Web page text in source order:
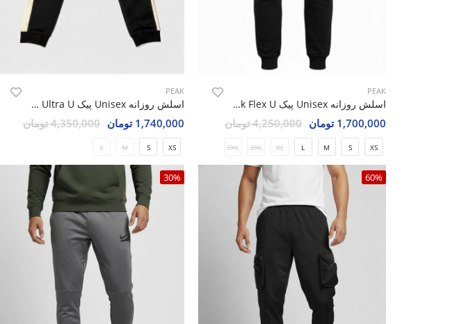
PEAK
اسلش روزانه Unisex پیک Peak Flex U
1,700,000 تومان 4,250,000 تومان
XS
S
M
L
XL
2XL
3XL
PEAK
اسلش روزانه Unisex پیک Peak Ultra U
1,740,000 تومان 4,350,000 تومان
XS
S
M
L
60%
30%